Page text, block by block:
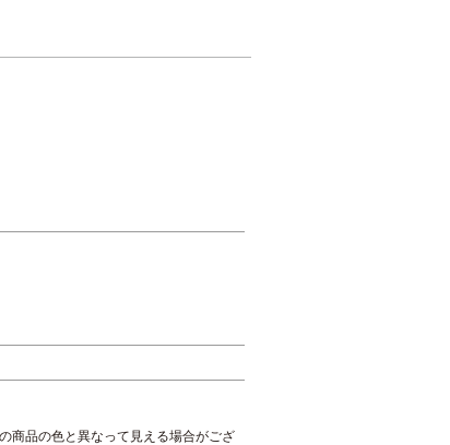
商品の色と異なって見える場合がござ